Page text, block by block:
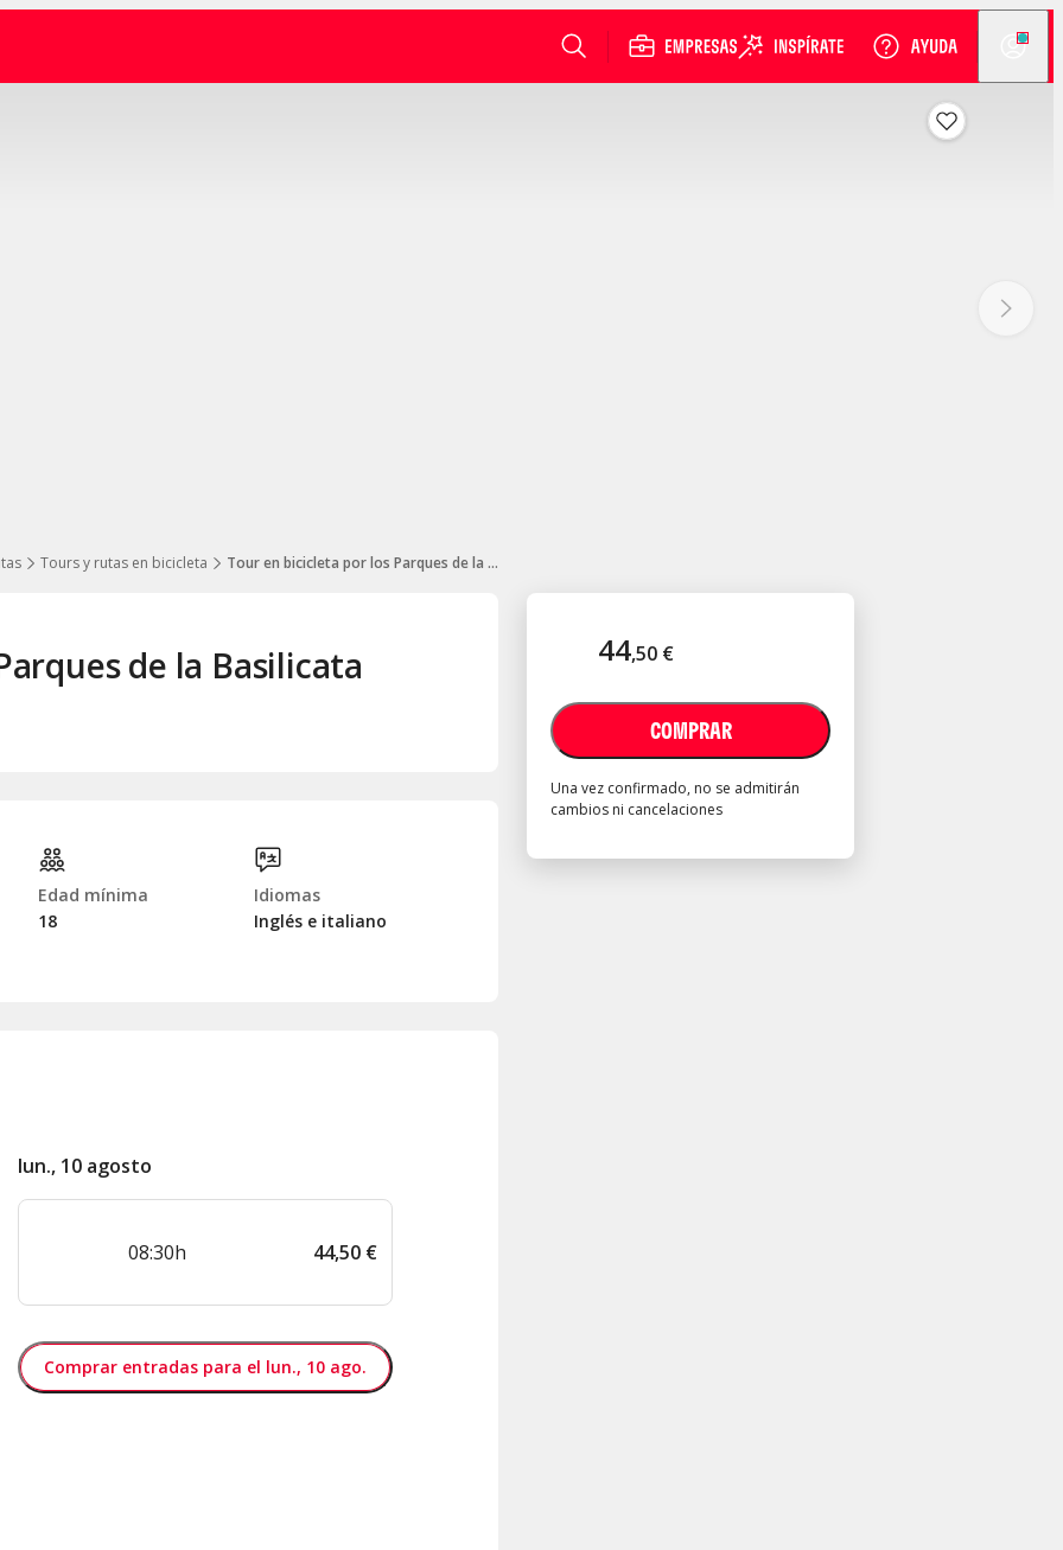
Tours y rutas en bicicleta Tour en bicicleta por los Parques de la Basilicata
44,50 €
COMPRAR
Una vez confirmado, no se admitirán
cambios ni cancelaciones
de la Basilicata
Edad mínima
18
Idiomas
Inglés e italiano
lun., 10 agosto
08:30h 44,50 €
Comprar entradas para el lun., 10 ago.